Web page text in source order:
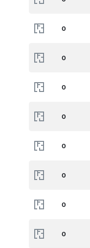
Poczta (799 m,
Numer oferty: L
0
0
0
0
0
0
0
0